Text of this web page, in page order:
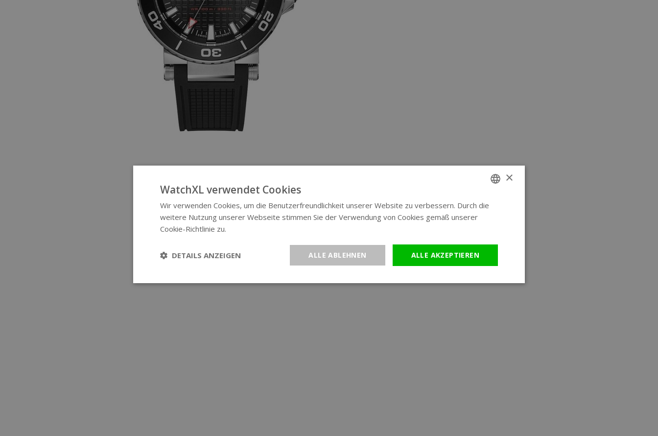
ENGLISH
×
WatchXL verwendet Cookies
Wir verwenden Cookies, um die Benutzerfreundlichkeit unserer Website zu verbessern. Durch die
weitere Nutzung unserer Webseite stimmen Sie der Verwendung von Cookies gemäß unserer
Cookie-Richtlinie zu.
ALLE AKZEPTIEREN
ALLE ABLEHNEN
DETAILS ANZEIGEN